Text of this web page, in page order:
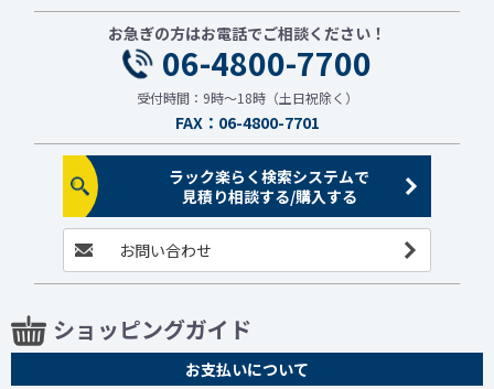
お急ぎの方はお電話でご相談ください！
06-4800-7700
受付時間：9時～18時（土日祝除く）
FAX：06-4800-7701
ラック楽らく検索システムで
見積り相談する/購入する
お問い合わせ
ショッピングガイド
お支払いについて